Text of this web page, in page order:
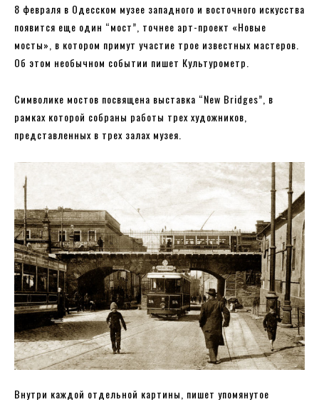
8 февраля в Одесском музее западного и восточного искусства
появится еще один “мост”, точнее арт-проект «Новые
мосты», в котором примут участие трое известных мастеров.
Об этом необычном событии пишет Культурометр.
Символике мостов посвящена выставка “New Bridges”, в
рамках которой собраны работы трех художников,
представленных в трех залах музея.
Внутри каждой отдельной картины, пишет упомянутое